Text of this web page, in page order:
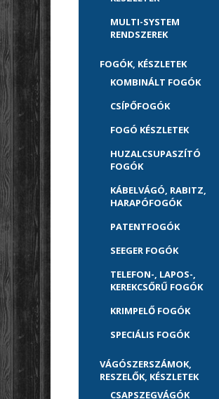
MULTI-SYSTEM
RENDSZEREK
FOGÓK, KÉSZLETEK
KOMBINÁLT FOGÓK
CSÍPŐFOGÓK
FOGÓ KÉSZLETEK
HUZALCSUPASZÍTÓ
FOGÓK
KÁBELVÁGÓ, RABITZ,
HARAPÓFOGÓK
PATENTFOGÓK
SEEGER FOGÓK
TELEFON-, LAPOS-,
KEREKCSŐRŰ FOGÓK
KRIMPELŐ FOGÓK
SPECIÁLIS FOGÓK
VÁGÓSZERSZÁMOK,
RESZELŐK, KÉSZLETEK
CSAPSZEGVÁGÓK